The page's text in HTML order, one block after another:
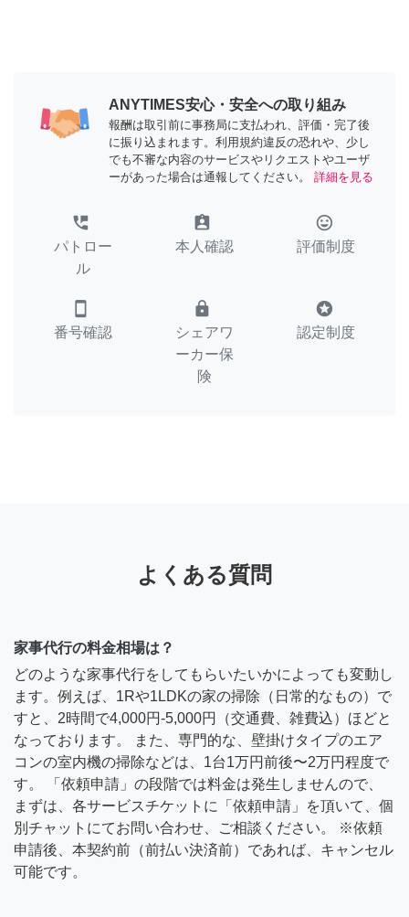
ANYTIMES安心・安全への取り組み
報酬は取引前に事務局に支払われ、評価・完了後
に振り込まれます。利用規約違反の恐れや、少し
でも不審な内容のサービスやリクエストやユーザ
ーがあった場合は通報してください。
詳細を見る
perm_phone_msg
パトロー
ル
assignment_ind
本人確認
tag_faces
評価制度
smartphone
番号確認
lock
シェアワ
ーカー保
険
stars
認定制度
よくある質問
家事代行の料金相場は？
どのような家事代行をしてもらいたいかによっても変動し
ます。例えば、1Rや1LDKの家の掃除（日常的なもの）で
すと、2時間で4,000円-5,000円（交通費、雑費込）ほどと
なっております。 また、専門的な、壁掛けタイプのエア
コンの室内機の掃除などは、1台1万円前後〜2万円程度で
す。 「依頼申請」の段階では料金は発生しませんので、
まずは、各サービスチケットに「依頼申請」を頂いて、個
別チャットにてお問い合わせ、ご相談ください。 ※依頼
申請後、本契約前（前払い決済前）であれば、キャンセル
可能です。